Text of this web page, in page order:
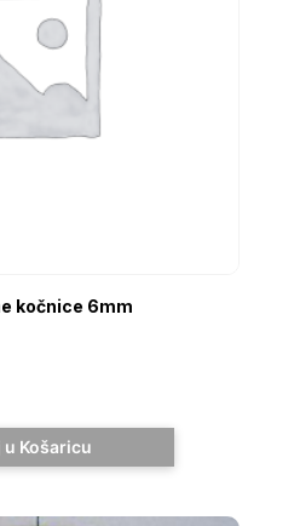
kočnice 6mm
u Košaricu